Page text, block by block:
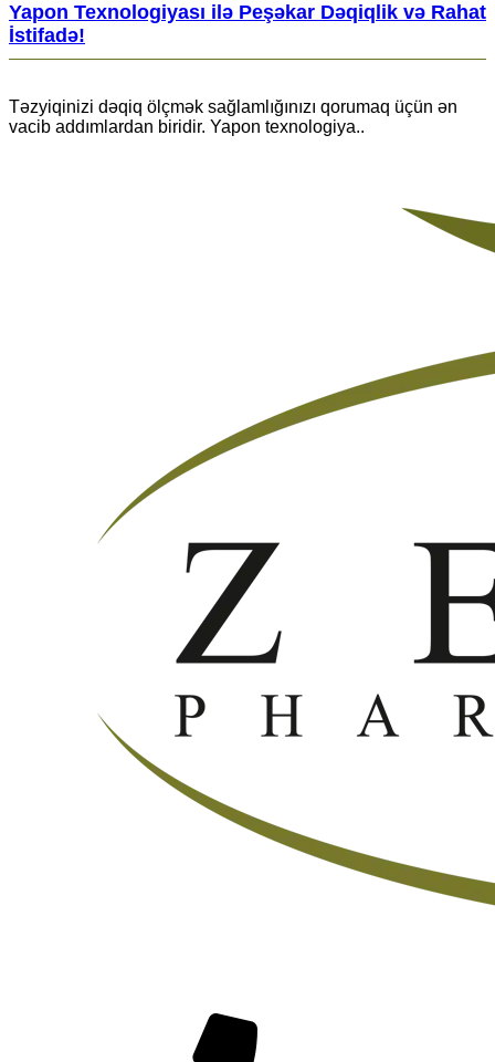
Yapon Texnologiyası ilə Peşəkar Dəqiqlik və Rahat
İstifadə!
Təzyiqinizi dəqiq ölçmək sağlamlığınızı qorumaq üçün ən
vacib addımlardan biridir. Yapon texnologiya..